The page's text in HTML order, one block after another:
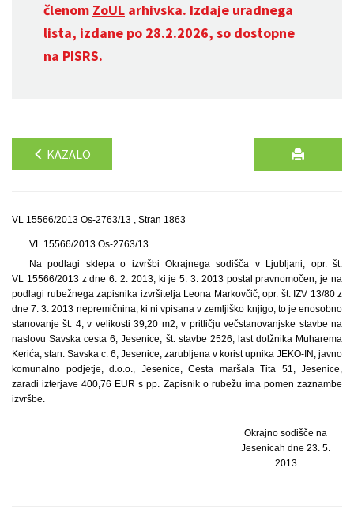
členom ZoUL arhivska. Izdaje uradnega
lista, izdane po 28.2.2026, so dostopne
na PISRS.
KAZALO
VL 15566/2013 Os-2763/13 , Stran 1863
VL 15566/2013 Os-2763/13
Na podlagi sklepa o izvršbi Okrajnega sodišča v Ljubljani, opr. št.
VL 15566/2013 z dne 6. 2. 2013, ki je 5. 3. 2013 postal pravnomočen, je na
podlagi rubežnega zapisnika izvršitelja Leona Markovčič, opr. št. IZV 13/80 z
dne 7. 3. 2013 nepremičnina, ki ni vpisana v zemljiško knjigo, to je enosobno
stanovanje št. 4, v velikosti 39,20 m2, v pritličju večstanovanjske stavbe na
naslovu Savska cesta 6, Jesenice, št. stavbe 2526, last dolžnika Muharema
Kerića, stan. Savska c. 6, Jesenice, zarubljena v korist upnika JEKO-IN, javno
komunalno podjetje, d.o.o., Jesenice, Cesta maršala Tita 51, Jesenice,
zaradi izterjave 400,76 EUR s pp. Zapisnik o rubežu ima pomen zaznambe
izvršbe.
Okrajno sodišče na
Jesenicah dne 23. 5.
2013